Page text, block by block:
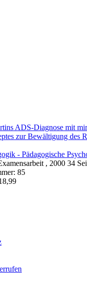
ADS-Diagnose mit
zur Bewältigung des
- Pädagogische
, 2000 34
85